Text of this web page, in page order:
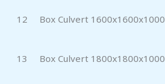
12 Box Culvert 1600x1600x1000
13 Box Culvert 1800x1800x1000